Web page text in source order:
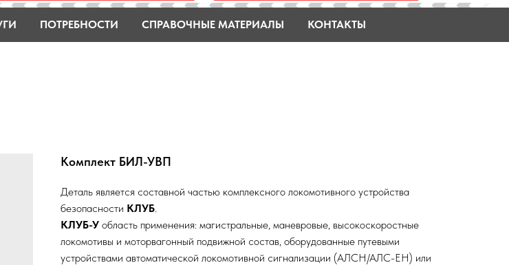
ПОТРЕБНОСТИ СПРАВОЧНЫЕ МАТЕРИАЛЫ КОНТАКТЫ
Комплект БИЛ-УВП
Деталь является составной частью комплексного локомотивного устройства
безопасности КЛУБ.
КЛУБ-У область применения: магистральные, маневровые, высокоскоростные
локомотивы и моторвагонный подвижной состав, оборудованные путевыми
устройствами автоматической локомотивной сигнализации (АЛСН/АЛС-ЕН) или